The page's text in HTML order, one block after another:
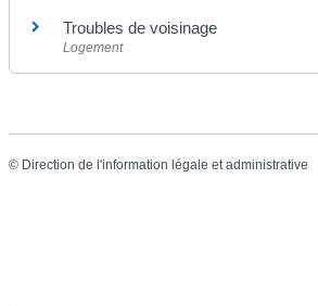
Troubles de voisinage
Logement
© Direction de l'information légale et administrative